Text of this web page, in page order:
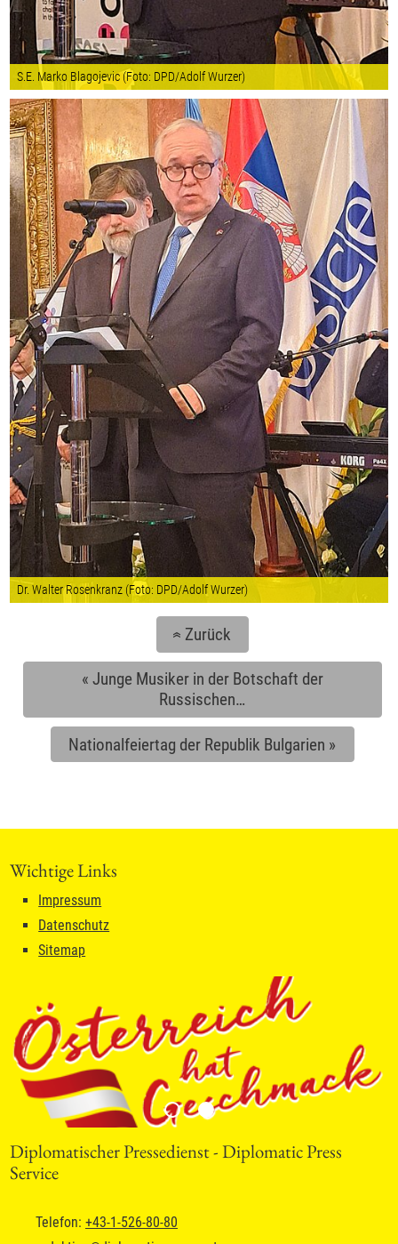
S.E. Marko Blagojevic (Foto: DPD/Adolf Wurzer)
Dr. Walter Rosenkranz (Foto: DPD/Adolf Wurzer)
«Zurück
« Junge Musiker in der Botschaft der
Russischen…
Nationalfeiertag der Republik Bulgarien »
Wichtige Links
Impressum
Datenschutz
Sitemap
Diplomatischer Pressedienst - Diplomatic Press
Service
Telefon: +43-1-526-80-80